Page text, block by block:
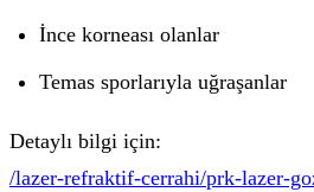
İnce korneası olanlar
Temas sporlarıyla uğraşanlar
Detaylı bilgi için:
/lazer-refraktif-cerrahi/prk-lazer-